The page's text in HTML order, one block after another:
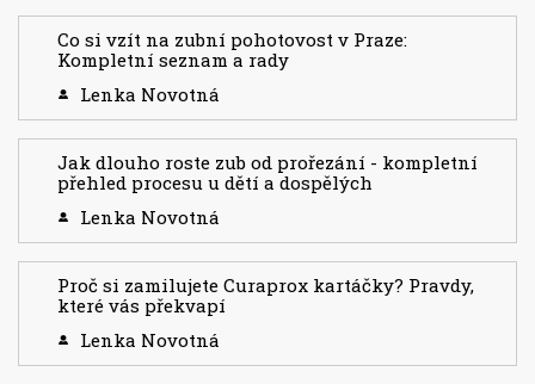
Co si vzít na zubní pohotovost v Praze:
Kompletní seznam a rady
Lenka Novotná
Jak dlouho roste zub od prořezání - kompletní
přehled procesu u dětí a dospělých
Lenka Novotná
Proč si zamilujete Curaprox kartáčky? Pravdy,
které vás překvapí
Lenka Novotná